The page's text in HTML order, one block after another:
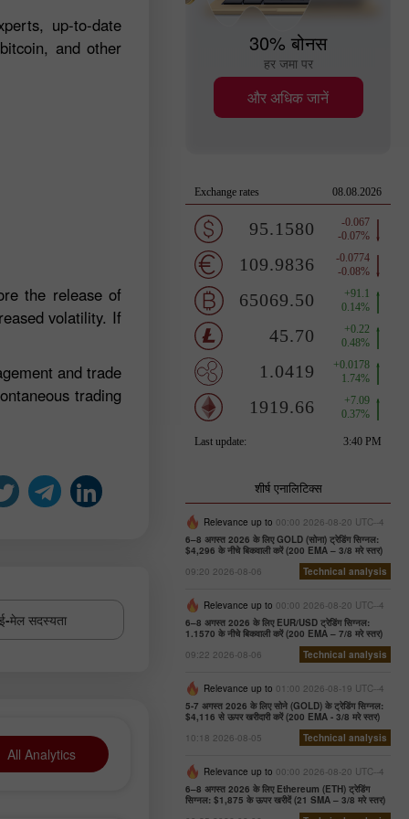
up-to-date
and other
the release of
volatility. If
and trade
trading
ई-मेल सदस्यता
All Analytics
30% बोनस
हर जमा पर
और अधिक जानें
शीर्ष एनालिटिक्स
Relevance up to 00:00 2026-08-20 UTC--4
6–8 अगस्त 2026 के लिए GOLD (सोना) ट्रेडिंग सिग्नल:
$4,296 के नीचे बिकवाली करें (200 EMA – 3/8 मरे स्तर)
09:20 2026-08-06
Technical analysis
Relevance up to 00:00 2026-08-20 UTC--4
6–8 अगस्त 2026 के लिए EUR/USD ट्रेडिंग सिग्नल:
1.1570 के नीचे बिकवाली करें (200 EMA – 7/8 मरे स्तर)
09:22 2026-08-06
Technical analysis
Relevance up to 01:00 2026-08-19 UTC--4
5-7 अगस्त 2026 के लिए सोने (GOLD) के ट्रेडिंग सिग्नल:
$4,116 से ऊपर खरीदारी करें (200 EMA - 3/8 मरे स्तर)
10:18 2026-08-05
Technical analysis
Relevance up to 00:00 2026-08-20 UTC--4
6–8 अगस्त 2026 के लिए Ethereum (ETH) ट्रेडिंग
सिग्नल: $1,875 के ऊपर खरीदें (21 SMA – 3/8 मरे स्तर)